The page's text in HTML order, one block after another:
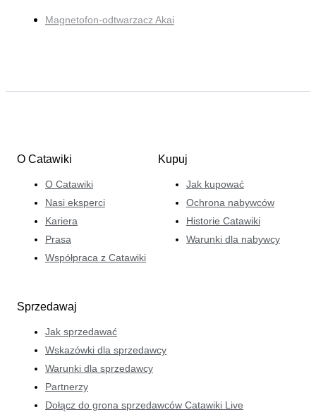
Magnetofon-odtwarzacz Akai
O Catawiki
O Catawiki
Nasi eksperci
Kariera
Prasa
Współpraca z Catawiki
Kupuj
Jak kupować
Ochrona nabywców
Historie Catawiki
Warunki dla nabywcy
Sprzedawaj
Jak sprzedawać
Wskazówki dla sprzedawcy
Warunki dla sprzedawcy
Partnerzy
Dołącz do grona sprzedawców Catawiki Live